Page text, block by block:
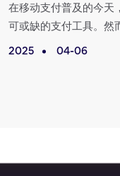
在移动支付普及的今天
可或缺的支付工具。然而
2025 04-06